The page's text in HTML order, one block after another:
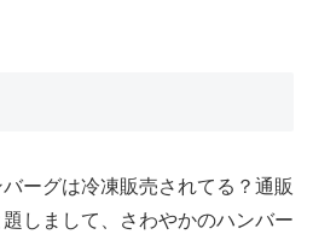
ーグは冷凍販売されてる？通販
しまして、さわやかのハンバー